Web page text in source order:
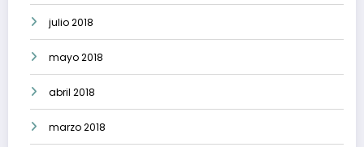
julio 2018
mayo 2018
abril 2018
marzo 2018